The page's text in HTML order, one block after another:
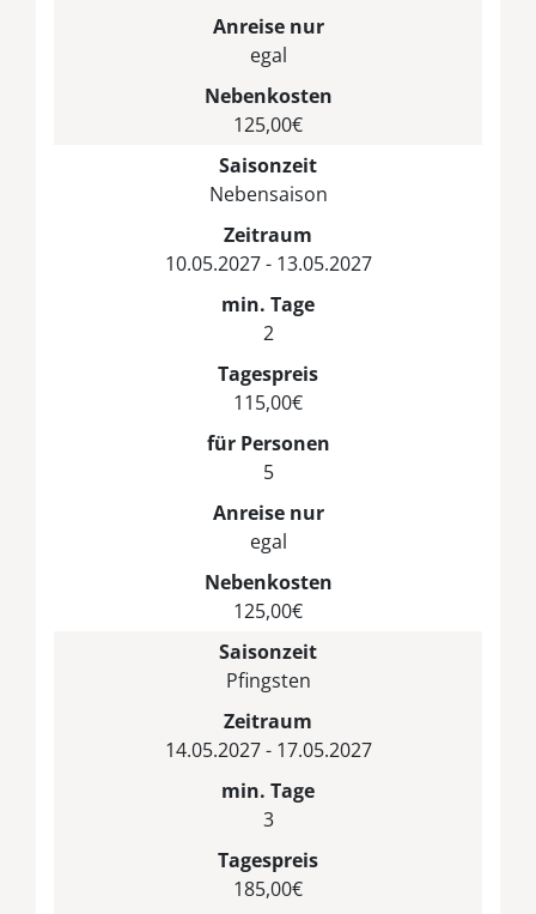
Anreise nur
egal
Nebenkosten
125,00€
Saisonzeit
Nebensaison
Zeitraum
10.05.2027 - 13.05.2027
min. Tage
2
Tagespreis
115,00€
für Personen
5
Anreise nur
egal
Nebenkosten
125,00€
Saisonzeit
Pfingsten
Zeitraum
14.05.2027 - 17.05.2027
min. Tage
3
Tagespreis
185,00€